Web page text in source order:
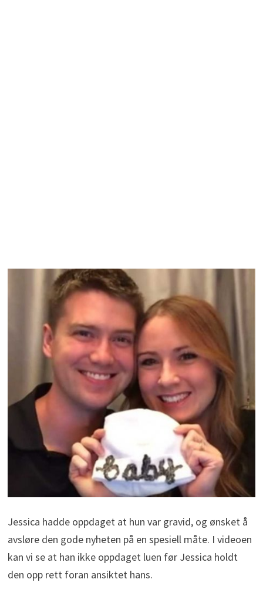
Jessica hadde oppdaget at hun var gravid, og ønsket å
avsløre den gode nyheten på en spesiell måte. I videoen
kan vi se at han ikke oppdaget luen før Jessica holdt
den opp rett foran ansiktet hans.